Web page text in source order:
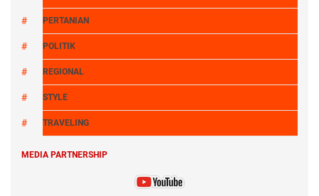
PERTANIAN
POLITIK
REGIONAL
STYLE
TRAVELING
MEDIA PARTNERSHIP